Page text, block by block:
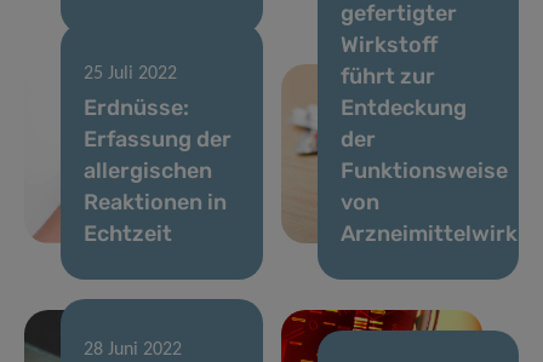
25 Juli 2022
Erdnüsse:
Erfassung der
allergischen
Reaktionen in
Echtzeit
gefertigter
Wirkstoff
führt zur
Entdeckung
der
Funktionsweise
von
28 Juni 2022